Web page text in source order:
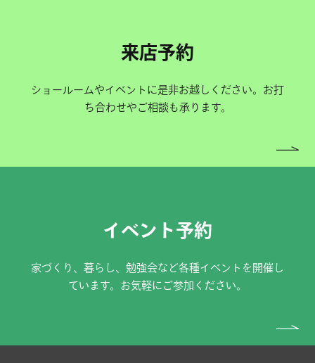
来店予約
ショールームやイベントに是非お越しください。お打
ち合わせやご相談も承ります。
イベント予約
家づくり、暮らし、勉強会など各種イベントを開催し
ています。お気軽にご参加ください。